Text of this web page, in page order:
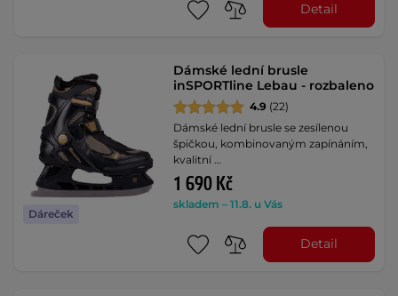
Detail
Dáreček
Dámské lední brusle
inSPORTline Lebau - rozbaleno
4.9 (22)
Dámské lední brusle se zesílenou
špičkou, kombinovaným zapínáním,
kvalitní …
1 690 Kč
skladem – 11.8. u Vás
Detail